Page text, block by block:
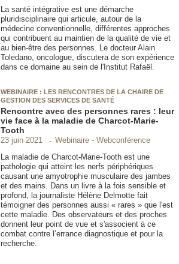
La santé intégrative est une démarche
pluridisciplinaire qui articule, autour de la
médecine conventionnelle, différentes approches
qui contribuent au maintien de la qualité de vie et
au bien-être des personnes. Le docteur Alain
Toledano, oncologue, discutera de son expérience
dans ce domaine au sein de l'Institut Rafaël.
WEBINAIRE : LES RENCONTRES DE LA CHAIRE DE
GESTION DES SERVICES DE SANTÉ
Rencontre avec des personnes rares : leur
vie face à la maladie de Charcot-Marie-
Tooth
23 juin 2021
Webinaire - Webconférence
La maladie de Charcot-Marie-Tooth est une
pathologie qui atteint les nerfs périphériques
causant une amyotrophie musculaire des jambes
et des mains. Dans un livre à la fois sensible et
profond, la journaliste Hélène Delmotte fait
témoigner des personnes aussi « rares » que l'est
cette maladie. Des observateurs et des proches
donnent leur point de vue et s'associent à ce
combat contre l’errance diagnostique et pour la
recherche.